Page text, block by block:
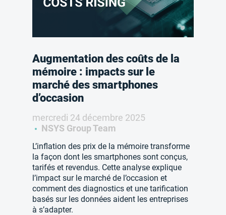
Augmentation des coûts de la
mémoire : impacts sur le
marché des smartphones
d’occasion
mercredi 24 décembre 2025
NSYS Group Team
L’inflation des prix de la mémoire transforme
la façon dont les smartphones sont conçus,
tarifés et revendus. Cette analyse explique
l’impact sur le marché de l’occasion et
comment des diagnostics et une tarification
basés sur les données aident les entreprises
à s’adapter.